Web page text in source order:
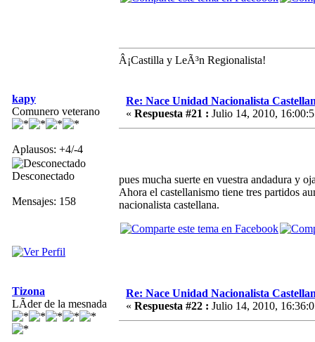
Â¡Castilla y LeÃ³n Regionalista!
kapy
Comunero veterano
Aplausos: +4/-4
Desconectado
Mensajes: 158
Re: Nace Unidad Nacionalista
« Respuesta #21 : Julio 14, 2010,
pues mucha suerte en vuestra andadura y
Ahora el castellanismo tiene tres partidos
nacionalista castellana.
Tizona
LÃ­der de la mesnada
Re: Nace Unidad Nacionalista
« Respuesta #22 : Julio 14, 2010,